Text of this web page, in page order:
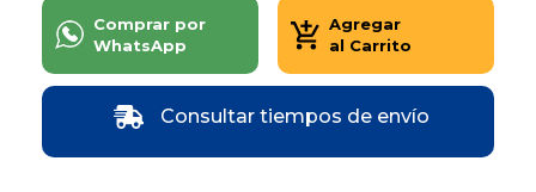
Comprar por
WhatsApp
Agregar
al Carrito
Consultar tiempos de envío